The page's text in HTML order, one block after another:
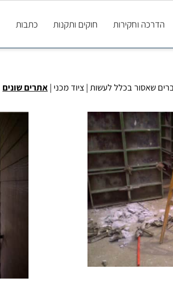
הדרכה וחקירות חוקים ותקנות כתבות
שאסור בכלל לעשות|ציוד מכני|אתרים שונים